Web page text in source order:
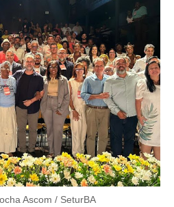
Ascom / SeturBA